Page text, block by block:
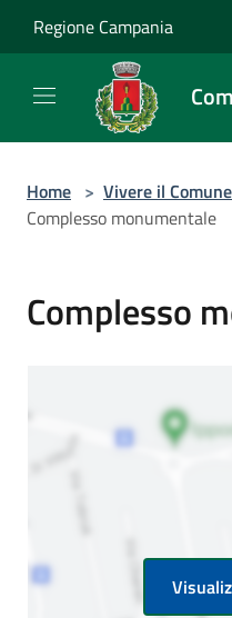
Regione Campania
Home > Vivere il Comune
Complesso monumentale
Complesso